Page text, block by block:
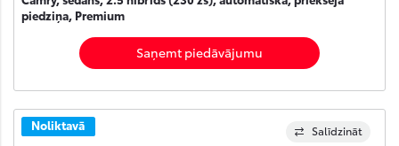
piedziņa, Premium
Saņemt piedāvājumu
Salīdzināt
Noliktavā